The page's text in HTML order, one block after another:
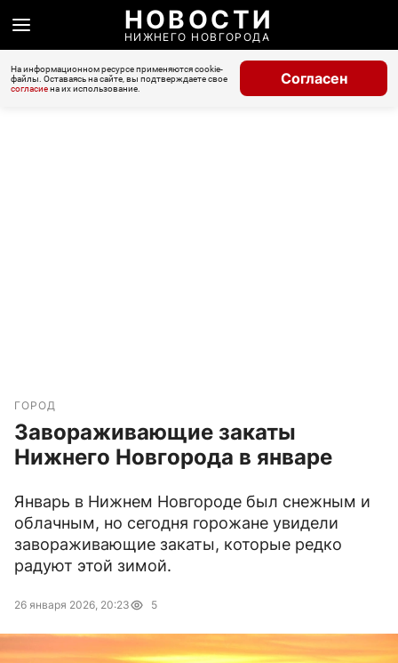
НОВОСТИ
НИЖНЕГО НОВГОРОДА
На информационном ресурсе применяются cookie-
файлы. Оставаясь на сайте, вы подтверждаете свое
согласиена их использование.
Согласен
ГОРОД
Завораживающие закаты
Нижнего Новгорода в январе
Январь в Нижнем Новгороде был снежным и
облачным, но сегодня горожане увидели
завораживающие закаты, которые редко
радуют этой зимой.
26 января 2026, 20:23 5